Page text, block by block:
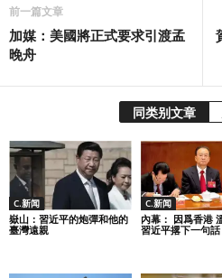
前一篇文章
加媒：美國將正式要求引渡孟
晚舟
同类别文章
C.新闻
嶽山：習近平的炮彈和他的
臺灣遠親
C.新闻
內幕： 因爲香港
習近平撂下一句話